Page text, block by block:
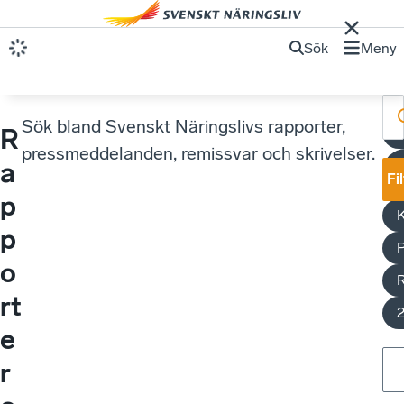
Sök Meny
R
a
p
p
o
rt
e
r
Sök bland Svenskt Näringslivs rapporter,
pressmeddelanden, remissvar och skrivelser.